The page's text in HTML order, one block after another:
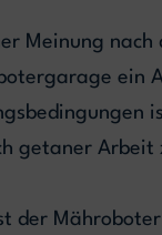
Meinung
ein
getaner Arbeit
der